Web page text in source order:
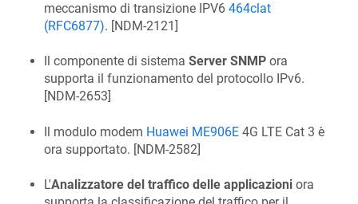
meccanismo di transizione IPV6 464clat
(RFC6877). [NDM-2121]
Il componente di sistema Server SNMP ora
supporta il funzionamento del protocollo IPv6.
[NDM-2653]
Il modulo modem Huawei ME906E 4G LTE Cat 3 è
ora supportato. [NDM-2582]
L'Analizzatore del traffico delle applicazioni ora